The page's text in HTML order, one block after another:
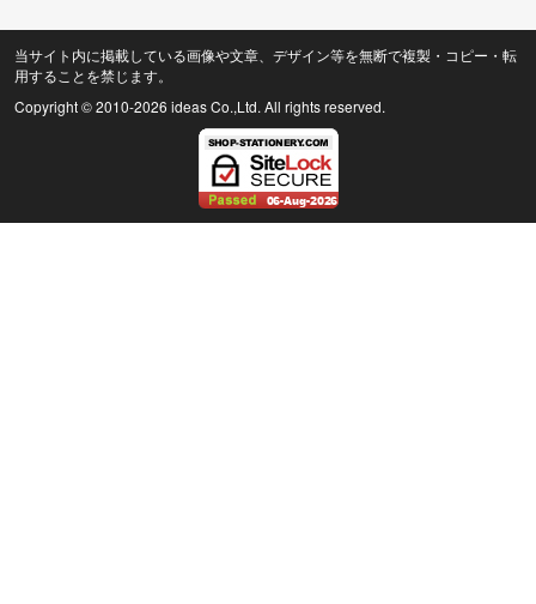
当サイト内に掲載している画像や文章、デザイン等を無断で複製・コピー・転
用することを禁じます。
Copyright © 2010-2026 ideas Co.,Ltd. All rights reserved.